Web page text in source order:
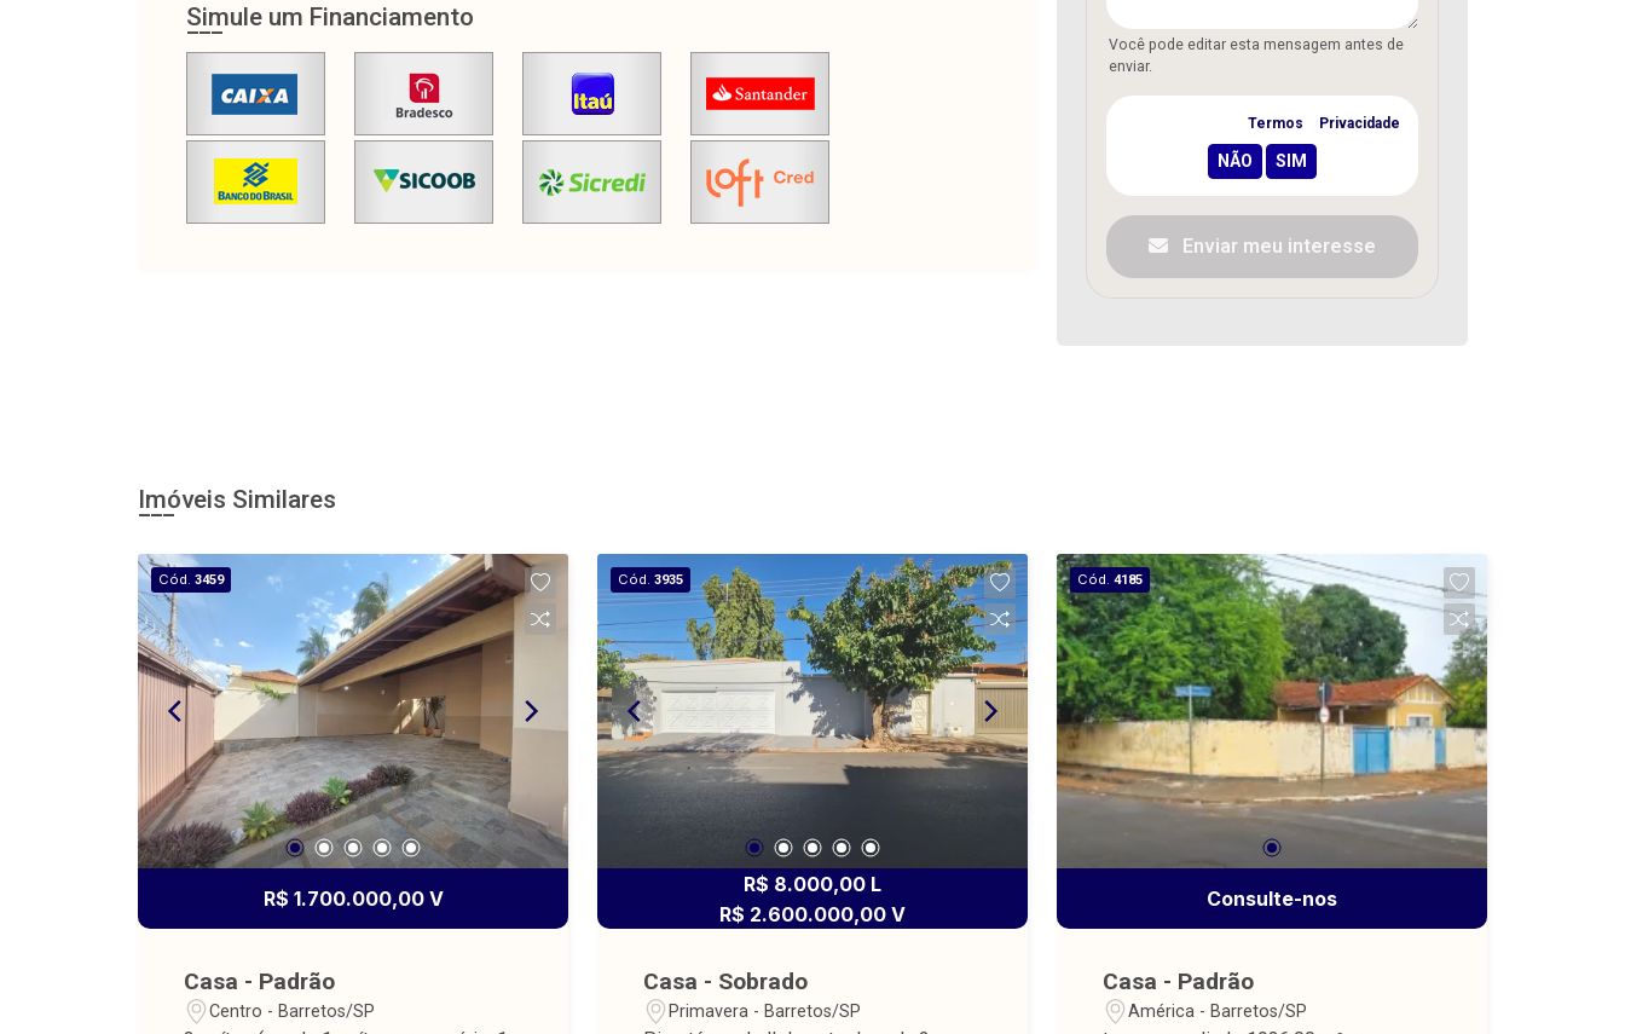
Simule um Financiamento
Você pode editar esta mensagem antes de
enviar.
Termos Privacidade
Enviar meu interesse
Imóveis Similares
Cód. 3459
R$ 1.700.000,00 V
Casa - Padrão
Centro - Barretos/SP
Cód. 3935
R$ 8.000,00 L
R$ 2.600.000,00 V
Casa - Sobrado
Primavera - Barretos/SP
Cód. 4185
Consulte-nos
Casa - Padrão
América - Barretos/SP